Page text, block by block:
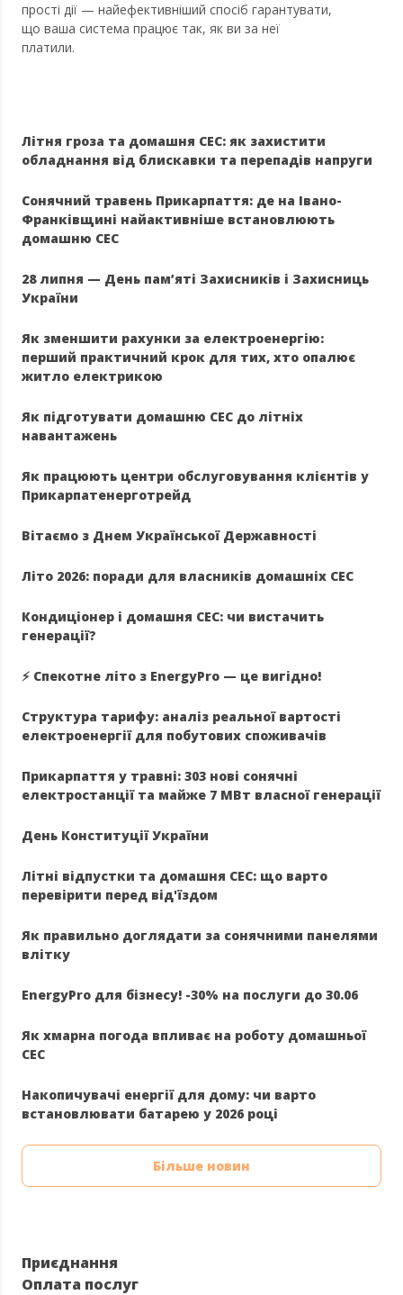
прості дії — найефективніший спосіб гарантувати,
що ваша система працює так, як ви за неї
платили.
Літня гроза та домашня СЕС: як захистити
обладнання від блискавки та перепадів напруги
Сонячний травень Прикарпаття: де на Івано-
Франківщині найактивніше встановлюють
домашню СЕС
28 липня — День пам’яті Захисників і Захисниць
України
Як зменшити рахунки за електроенергію:
перший практичний крок для тих, хто опалює
житло електрикою
Як підготувати домашню СЕС до літніх
навантажень
Як працюють центри обслуговування клієнтів у
Прикарпатенерготрейд
Вітаємо з Днем Української Державності
Літо 2026: поради для власників домашніх СЕС
Кондиціонер і домашня СЕС: чи вистачить
генерації?
⚡️ Спекотне літо з EnergyPro — це вигідно!
Структура тарифу: аналіз реальної вартості
електроенергії для побутових споживачів
Прикарпаття у травні: 303 нові сонячні
електростанції та майже 7 МВт власної генерації
День Конституції України
Літні відпустки та домашня СЕС: що варто
перевірити перед від'їздом
Як правильно доглядати за сонячними панелями
влітку
EnergyPro для бізнесу! -30% на послуги до 30.06
Як хмарна погода впливає на роботу домашньої
СЕС
Накопичувачі енергії для дому: чи варто
встановлювати батарею у 2026 році
Більше новин
Приєднання
Оплата послуг